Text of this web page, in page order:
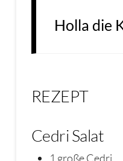
Holla die
REZEPT
Cedri Salat
1 große Cedri